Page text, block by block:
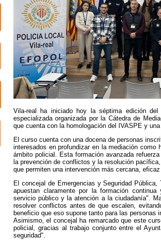
Vila-real ha iniciado hoy la séptima edición
especializada organizada por la Cátedra de
que cuenta con la homologación del IVASPE y
El curso cuenta con una docena de personas
interesados en profundizar en la mediación como
ámbito policial. Esta formación avanzada
la prevención de conflictos y la resolución
que permiten una intervención más cercana, eficaz
El concejal de Emergencias y Seguridad
apuestan claramente por la formación
servicio público y la atención a la ciudadanía".
resolver conflictos antes de que escalen,
beneficio que eso supone tanto para las personas
Asimismo, el concejal ha remarcado que este
policial, gracias al trabajo conjunto entre el
seguridad".